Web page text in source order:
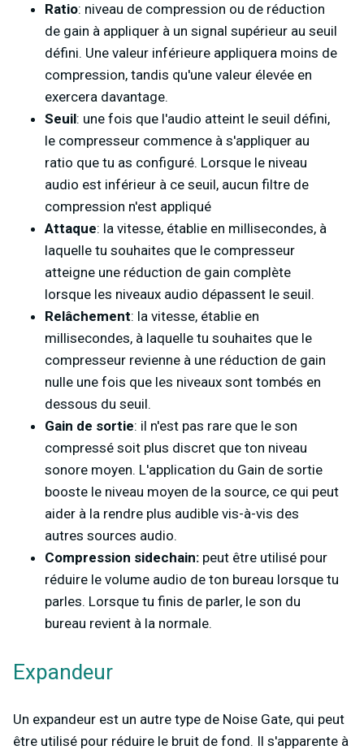
Ratio: niveau de compression ou de réduction
de gain à appliquer à un signal supérieur au seuil
défini. Une valeur inférieure appliquera moins de
compression, tandis qu'une valeur élevée en
exercera davantage.
Seuil: une fois que l'audio atteint le seuil défini,
le compresseur commence à s'appliquer au
ratio que tu as configuré. Lorsque le niveau
audio est inférieur à ce seuil, aucun filtre de
compression n'est appliqué
Attaque: la vitesse, établie en millisecondes, à
laquelle tu souhaites que le compresseur
atteigne une réduction de gain complète
lorsque les niveaux audio dépassent le seuil.
Relâchement: la vitesse, établie en
millisecondes, à laquelle tu souhaites que le
compresseur revienne à une réduction de gain
nulle une fois que les niveaux sont tombés en
dessous du seuil.
Gain de sortie: il n'est pas rare que le son
compressé soit plus discret que ton niveau
sonore moyen. L'application du Gain de sortie
booste le niveau moyen de la source, ce qui peut
aider à la rendre plus audible vis-à-vis des
autres sources audio.
Compression sidechain: peut être utilisé pour
réduire le volume audio de ton bureau lorsque tu
parles. Lorsque tu finis de parler, le son du
bureau revient à la normale.
Expandeur
Un expandeur est un autre type de Noise Gate, qui peut
être utilisé pour réduire le bruit de fond. Il s'apparente à